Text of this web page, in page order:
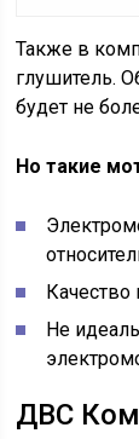
Также в
глушитель.
будет не
Но такие
Не
ДВС